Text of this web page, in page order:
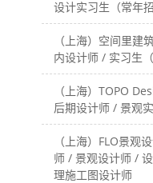
设计实习生（常年招
（上海）空间里建
内设计师 / 实习生
（上海）TOPO
后期设计师 / 景观
（上海）FLO景观
师 / 景观设计师 /
理施工图设计师